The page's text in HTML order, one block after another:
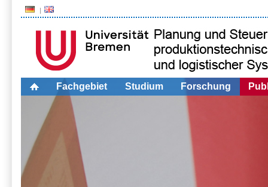
Fachgebiet Studium Forschung